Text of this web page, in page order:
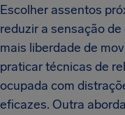
Escolher assentos
reduzir a sensação
mais liberdade de
praticar técnicas de
ocupada com
eficazes. Outra